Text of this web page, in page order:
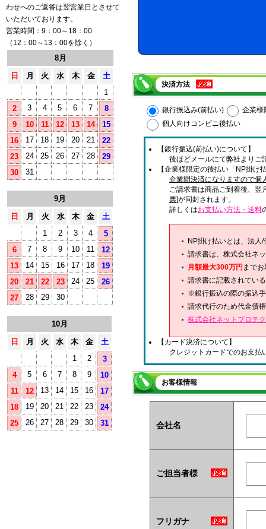
わせへのご返答は翌営業日とさせて
いただいております。
営業時間：9：00～18：00
（12：00～13：00を除く）
8月
日
月 火 水 木 金
土
1
2
3 4 5 6 7
8
9
10 11 12 13 14
15
16
17 18 19 20 21
22
23
24 25 26 27 28
29
30
31
9月
日
月 火 水 木 金
土
1
2 3 4
5
6
7 8 9 10 11
12
13
14 15 16 17 18
19
20
21 22 23 24 25
26
27
28 29 30
10月
日
月 火 水 木 金
土
1
2
3
4
5 6 7 8 9
10
11
12 13 14 15 16
17
18
19 20 21 22 23
24
25
26 27 28 29 30 31
決済方法
銀行振込み(前払い)
企業様
個人向けコンビニ後払い
【銀行振込(前払い)について】
後ほどメールにて弊社よりご
【企業様限定の後払い「NP掛け
企業間決済になりますので個
ご請求書は商品ご到着後、翌
票]が同封されます。
詳しくはお支払い方法・送料
NP掛け払いとは、法人
請求書は、株式会社ネ
月額最大300万円 まで
請求書に記載されてい
※銀行振込の際の振込
請求代行のため代金債
株式会社ネットプロテ
【カード決済について】
クレジットカードでのお支払
お客様情報
会社名
ご担当者様
フリガナ